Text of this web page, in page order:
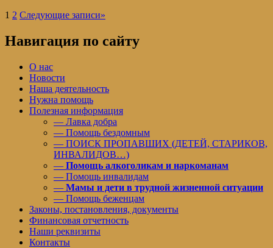
1 2 Следующие записи»
Навигация по сайту
О нас
Новости
Наша деятельность
Нужна помощь
Полезная информация
— Лавка добра
— Помощь бездомным
— ПОИСК ПРОПАВШИХ (ДЕТЕЙ, СТАРИКОВ,
ИНВАЛИДОВ…)
— Помощь алкоголикам и наркоманам
— Помощь инвалидам
— Мамы и дети в трудной жизненной ситуации
— Помощь беженцам
Законы, постановления, документы
Финансовая отчетность
Наши реквизиты
Контакты